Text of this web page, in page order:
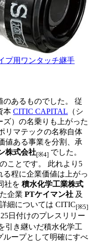
プ用ワンタッチ継手
のあるものでした。 従
本 CITIC CAPITAL （シ
）の名乗りも上がった
リマテックの名称自体
値ある事業を分割、承
株式会社[※4] でした。
ことです。 此れより5
程に企業価値は上がっ
社を 積水化学工業株式
企業 PTケイマン社 及
細については CITIC[※5]
日付けのプレスリリー
引き継いだ積水化学工
ループとして明確にすべ